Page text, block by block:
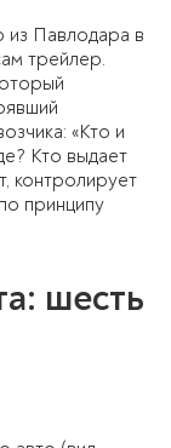
из Павлодара в
трейлер.
«Кто и
Кто выдает
контролирует
принципу
шесть